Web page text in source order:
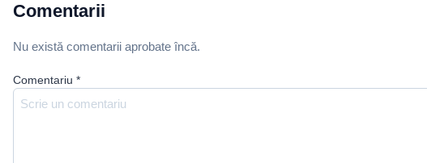
Comentarii
Nu există comentarii aprobate încă.
Comentariu *